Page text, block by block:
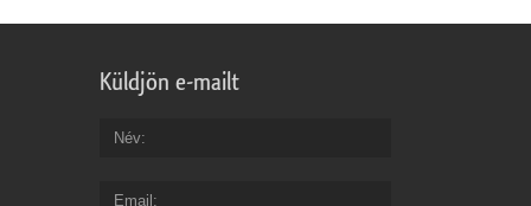
Küldjön e-mailt
Név
Email